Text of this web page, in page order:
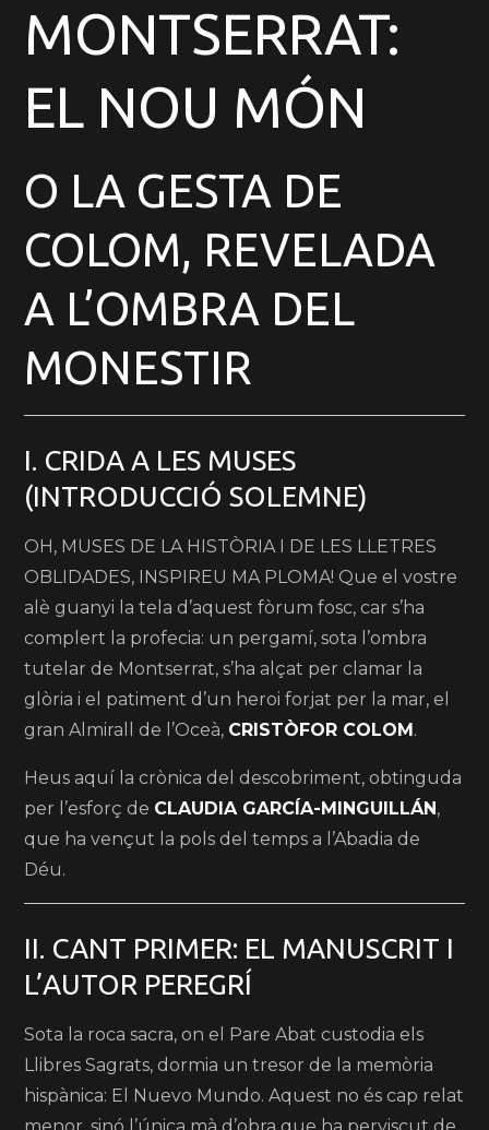
MONTSERRAT:
EL NOU MÓN
O LA GESTA DE
COLOM, REVELADA
A L’OMBRA DEL
MONESTIR
I. CRIDA A LES MUSES
(INTRODUCCIÓ SOLEMNE)
OH, MUSES DE LA HISTÒRIA I DE LES LLETRES
OBLIDADES, INSPIREU MA PLOMA! Que el vostre
alè guanyi la tela d’aquest fòrum fosc, car s’ha
complert la profecia: un pergamí, sota l’ombra
tutelar de Montserrat, s’ha alçat per clamar la
glòria i el patiment d’un heroi forjat per la mar, el
gran Almirall de l’Oceà, CRISTÒFOR COLOM.
Heus aquí la crònica del descobriment, obtinguda
per l’esforç de CLAUDIA GARCÍA-MINGUILLÁN,
que ha vençut la pols del temps a l’Abadia de
Déu.
II. CANT PRIMER: EL MANUSCRIT I
L’AUTOR PEREGRÍ
Sota la roca sacra, on el Pare Abat custodia els
Llibres Sagrats, dormia un tresor de la memòria
hispànica: El Nuevo Mundo. Aquest no és cap relat